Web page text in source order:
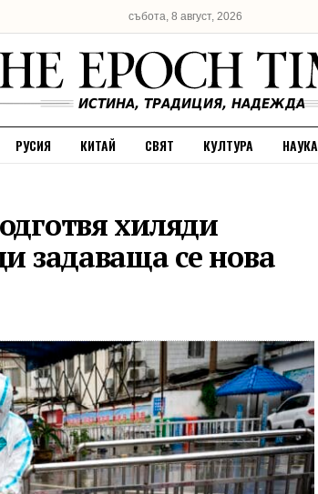
събота, 8 август, 2026
РУСИЯ КИТАЙ СВЯТ КУЛТУРА НАУКА
хиляди
задаваща се нова